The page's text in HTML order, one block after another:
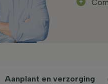
Aanplant en verzorging